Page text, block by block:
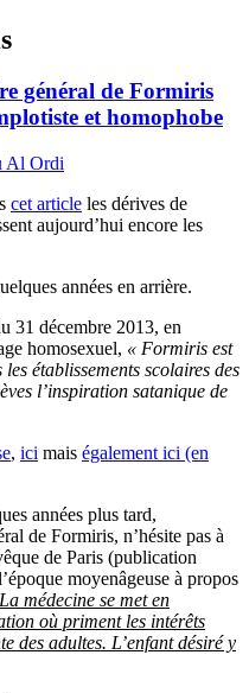
général de Formiris
et homophobe
Al Ordi
cet article les dérives de
aujourd’hui encore les
années en arrière.
31 décembre 2013, en
homosexuel, « Formiris est
établissements scolaires des
l’inspiration satanique de
, ici mais également ici (en
années plus tard,
de Formiris, n’hésite pas à
de Paris (publication
moyenâgeuse à propos
médecine se met en
où priment les intérêts
des adultes. L’enfant désiré y